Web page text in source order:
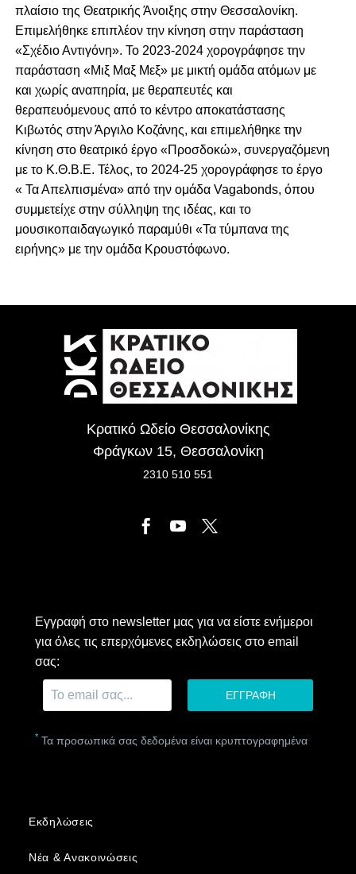
πλαίσιο της Θεατρικής Άνοιξης στην Θεσσαλονίκη.
Επιμελήθηκε επιπλέον την κίνηση στην παράσταση
«Σχέδιο Αντιγόνη». Το 2023-2024 χορογράφησε την
παράσταση «Μιξ Μαξ Μεξ» με μικτή ομάδα ατόμων με
και χωρίς αναπηρία, με θεραπευτές και
θεραπευόμενους από το κέντρο αποκατάστασης
Κιβωτός στην Άργιλο Κοζάνης, και επιμελήθηκε την
κίνηση στο θεατρικό έργο «Προσδοκώ», συνεργαζόμενη
με το Κ.Θ.Β.Ε. Τέλος, το 2024-25 χορογράφησε το έργο
« Τα Απελπισμένα» από την ομάδα Vagabonds, όπου
συμμετείχε στην σύλληψη της ιδέας, και το
μουσικοπαιδαγωγικό παραμύθι «Τα τύμπανα της
ειρήνης» με την ομάδα Κρουστόφωνο.
Κρατικό Ωδείο Θεσσαλονίκης
Φράγκων 15, Θεσσαλονίκη
2310 510 551
Εγγραφή στο newsletter μας για να είστε ενήμεροι
για όλες τις επερχόμενες εκδηλώσεις στο email
σας:
* Τα προσωπικά σας δεδομένα είναι κρυπτογραφημένα
Εκδηλώσεις
Νέα & Ανακοινώσεις